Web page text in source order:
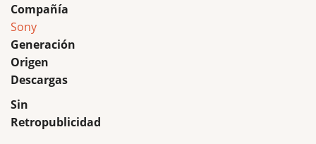
Compañía
Sony
Generación
Origen
Descargas
Sin
Retropublicidad